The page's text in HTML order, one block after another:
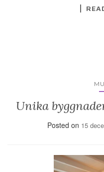
Unika
Posted on 15